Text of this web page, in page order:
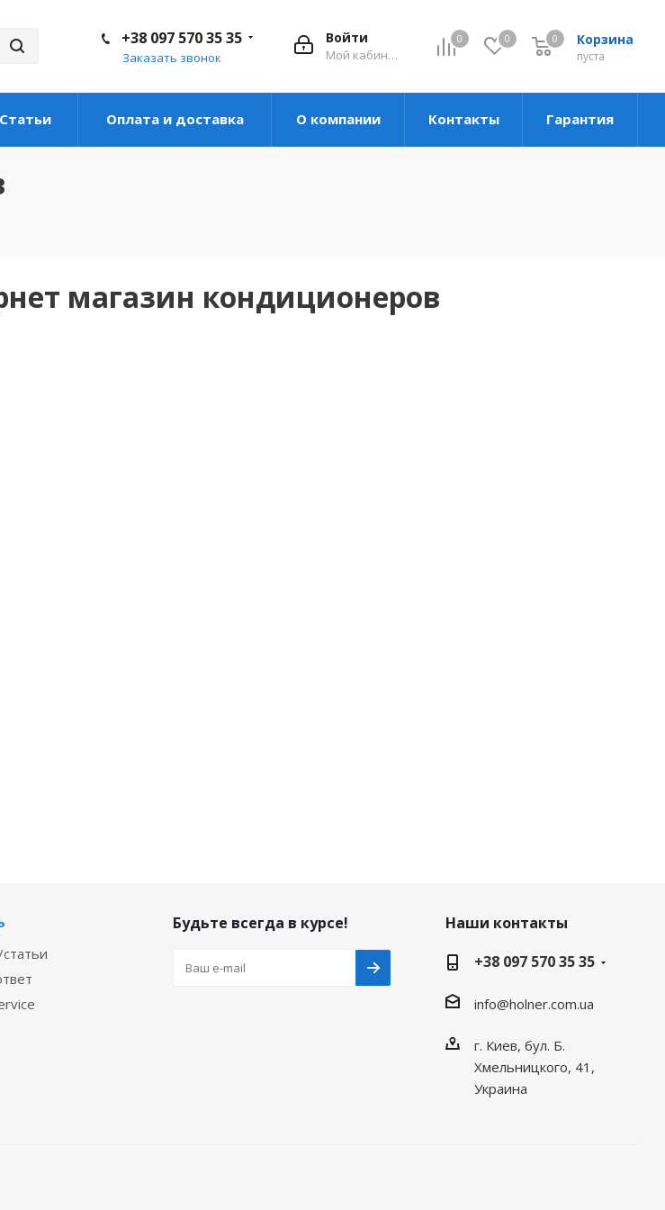
0 0 Корзина
пуста
0
Войти
Мой кабинет
+38 097 570 35 35
Заказать звонок
Оплата и доставка О компании Контакты Гарантия
магазин кондиционеров
Будьте всегда в курсе!
Наши контакты
+38 097 570 35 35
info@holner.com.ua
г. Киев, бул. Б.
Хмельницкого, 41,
Украина